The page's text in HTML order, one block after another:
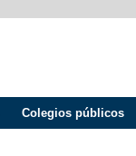
Colegios públicos